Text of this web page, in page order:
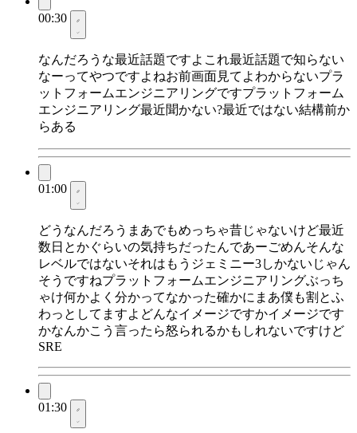
00:30
なんだろうな最近話題ですよこれ最近話題で知らない
なーってやつですよねお前画面見てよわからないプラ
ットフォームエンジニアリングですプラットフォーム
エンジニアリング最近聞かない?最近ではない結構前か
らある
01:00
どうなんだろうまあでもめっちゃ昔じゃないけど最近
数日とかぐらいの気持ちだったんであーごめんそんな
レベルではないそれはもうジェミニー3しかないじゃん
そうですねプラットフォームエンジニアリングぶっち
ゃけ何かよく分かってなかった確かにまあ僕も割とふ
わっとしてますよどんなイメージですかイメージです
かなんかこう言ったら怒られるかもしれないですけど
SRE
01:30